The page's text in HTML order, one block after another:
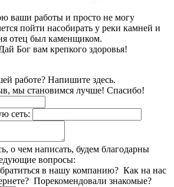
ваши работы и просто не могу
пойти насобирать у реки камней и
отец был каменщиком.
Бог вам крепкого здоровья!
работе? Напишите здесь.
мы становимся лучше! Спасибо!
сеть:
о чем написать, будем благодарны
вопросы:
в нашу компанию? Как на нас
Порекомендовали знакомые?